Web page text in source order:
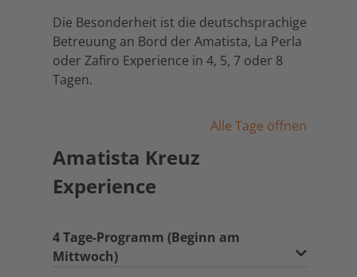
Die Besonderheit ist die deutschsprachige
Betreuung an Bord der Amatista, La Perla
oder Zafiro Experience in 4, 5, 7 oder 8
Tagen.
Alle Tage öffnen
Amatista Kreuz
Experience
4 Tage-Programm (Beginn am
Mittwoch)